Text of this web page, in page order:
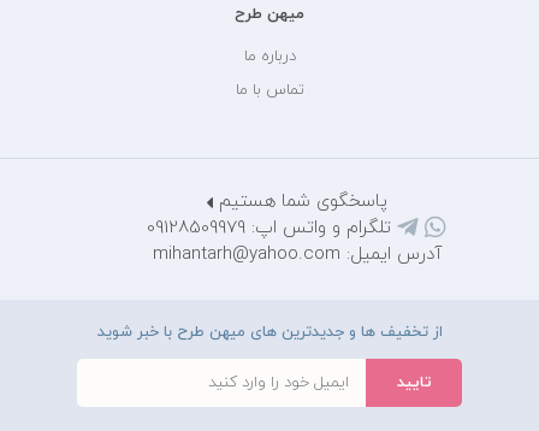
میهن طرح
درباره ما
تماس با ما
پاسخگوی شما هستیم
تلگرام و واتس اپ: 09128509979
آدرس ایمیل: mihantarh@yahoo.com
از تخفیف ها و جدیدترین های میهن طرح با خبر شوید